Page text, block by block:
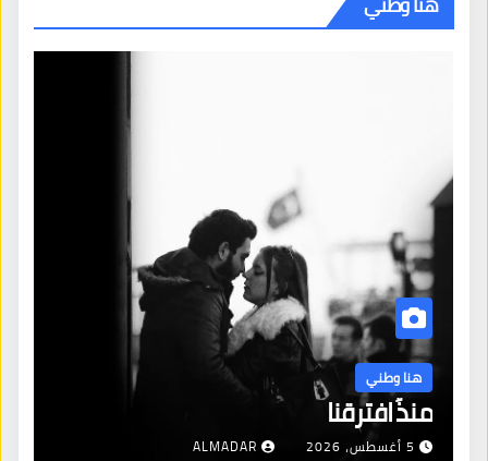
هنا وطني
منذُ افترقنا
5 أغسطس، 2026 ALMADAR